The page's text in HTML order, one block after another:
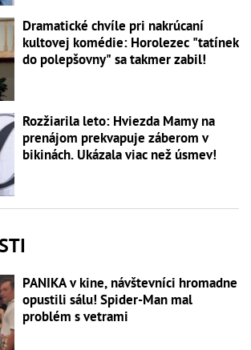
Dramatické chvíle pri nakrúcaní
kultovej komédie: Horolezec "tatínek
do polepšovny" sa takmer zabil!
Rozžiarila leto: Hviezda Mamy na
prenájom prekvapuje záberom v
bikinách. Ukázala viac než úsmev!
PANIKA v kine, návštevníci hromadne
opustili sálu! Spider-Man mal
problém s vetrami